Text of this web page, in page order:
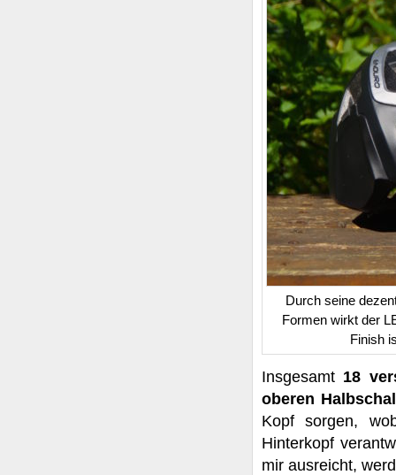
Durch seine
Formen wirkt der
Finish
Insgesamt 18
oberen
Kopf sorgen,
Hinterkopf
mir ausreicht,